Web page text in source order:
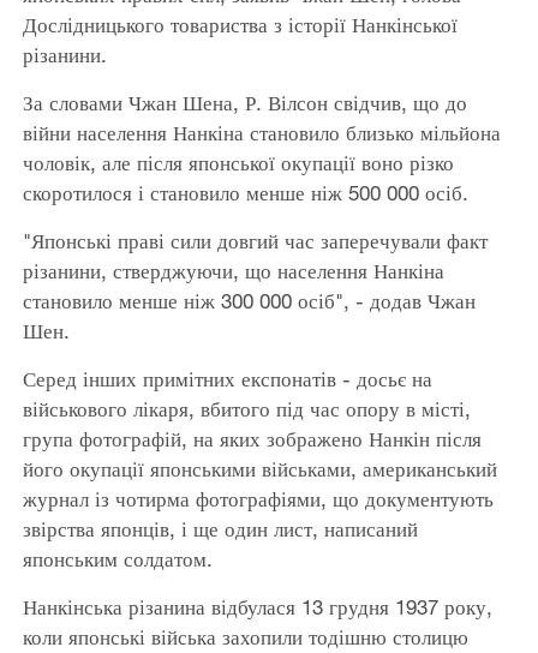
Дослідницького товариства з історії Нанкінської
різанини.
За словами Чжан Шена, Р. Вілсон свідчив, що до
війни населення Нанкіна становило близько мільйона
чоловік, але після японської окупації воно різко
скоротилося і становило менше ніж 500 000 осіб.
"Японські праві сили довгий час заперечували факт
різанини, стверджуючи, що населення Нанкіна
становило менше ніж 300 000 осіб", - додав Чжан
Шен.
Серед інших примітних експонатів - досьє на
військового лікаря, вбитого під час опору в місті,
група фотографій, на яких зображено Нанкін після
його окупації японськими військами, американський
журнал із чотирма фотографіями, що документують
звірства японців, і ще один лист, написаний
японським солдатом.
Нанкінська різанина відбулася 13 грудня 1937 року,
коли японські війська захопили тодішню столицю